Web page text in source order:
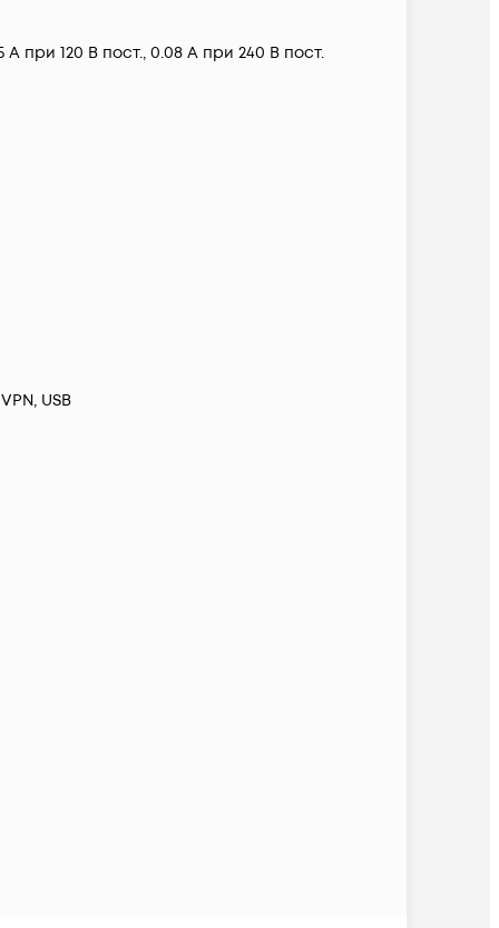
при 120 В пост., 0.08 А при 240 В пост.
USB